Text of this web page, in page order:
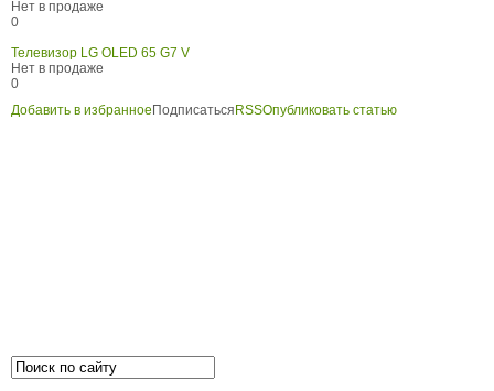
Нет в продаже
0
Телевизор LG OLED 65 G7 V
Нет в продаже
0
Добавить в избранное Подписаться RSSОпубликовать статью